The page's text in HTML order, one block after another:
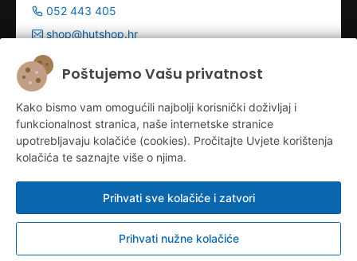
Poštujemo Vašu privatnost
Kako bismo vam omogućili najbolji korisnički doživljaj i
funkcionalnost stranica, naše internetske stranice
upotrebljavaju kolačiće (cookies). Pročitajte Uvjete korištenja
kolačića te saznajte više o njima.
Prihvati nužne kolačiće
Prihvati sve kolačiće i zatvori
052 443 405
shop@hutshop.hr
Radno vrijeme:
Pon - Pet 9:00-19:00h
Sub 9:00-13:00
Konfiguriraj kolačiće